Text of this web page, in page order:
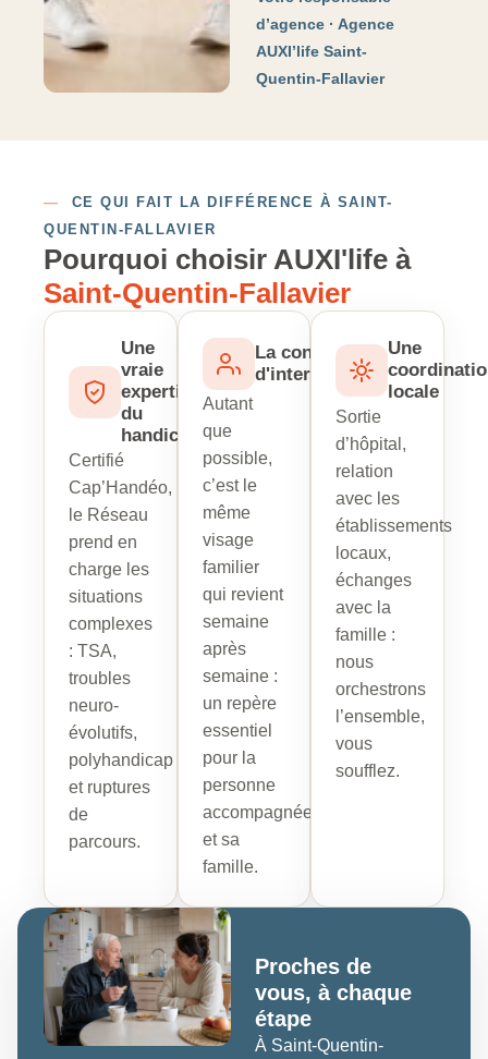
d’agence · Agence
AUXI’life Saint-
Quentin-Fallavier
— CE QUI FAIT LA DIFFÉRENCE À SAINT-
QUENTIN-FALLAVIER
Pourquoi choisir AUXI'life à
Saint-Quentin-Fallavier
Une
vraie
expertise
du
handicap
Certifié
Cap’Handéo,
le Réseau
prend en
charge les
situations
complexes
: TSA,
troubles
neuro-
évolutifs,
polyhandicap
et ruptures
de
parcours.
La continuité
d'intervenant
Autant
que
possible,
c’est le
même
visage
familier
qui revient
semaine
après
semaine :
un repère
essentiel
pour la
personne
accompagnée
et sa
famille.
Une
locale
Sortie
d’hôpital,
relation
avec les
établissements
locaux,
échanges
avec la
famille :
nous
orchestrons
l’ensemble,
vous
soufflez.
Proches de
vous, à chaque
étape
À Saint-Quentin-